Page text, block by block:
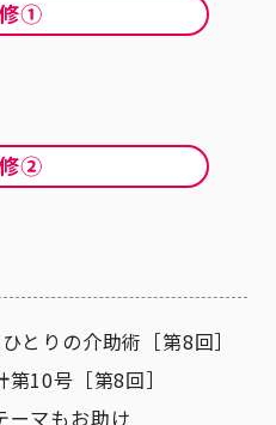
りの介助術［第8回］
10号［第8回］
ーマもお助け